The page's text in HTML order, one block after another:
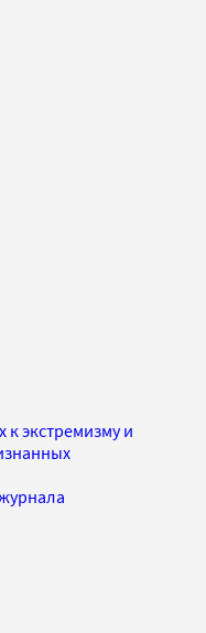
к экстремизму и